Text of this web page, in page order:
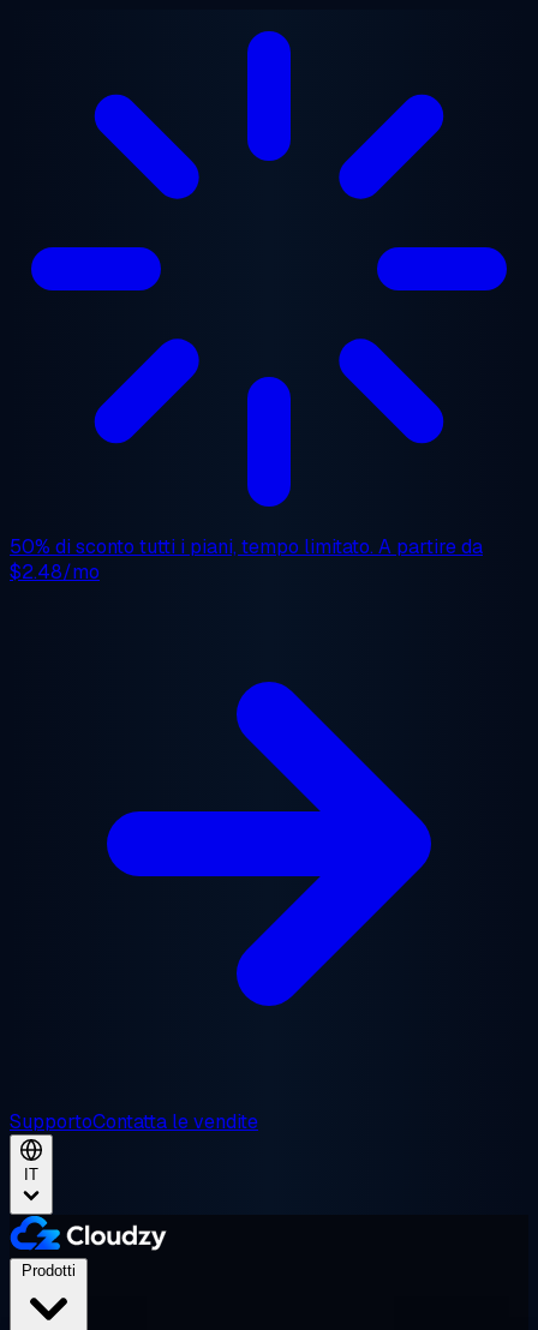
50% di sconto tutti i piani, tempo limitato. A partire da
$2.48/mo
SupportoContatta le vendite
IT